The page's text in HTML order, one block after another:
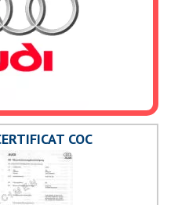
COC